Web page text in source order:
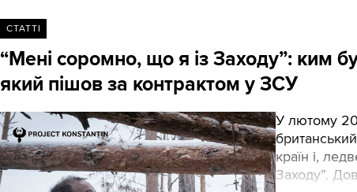
СТАТТІ
“Мені соромно, що я із Заходу”: ким
який пішов за контрактом у ЗСУ
У лютому
країн і,
Заходу”.